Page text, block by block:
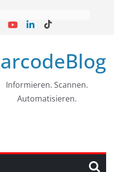
Informieren. Scannen.
Automatisieren.